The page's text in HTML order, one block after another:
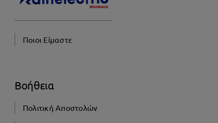
Ποιοι Είμαστε
Βοήθεια
Πολιτική Αποστολών